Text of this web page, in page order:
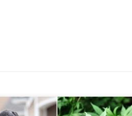
mózgowe jest wrodzonym zaburzeniem